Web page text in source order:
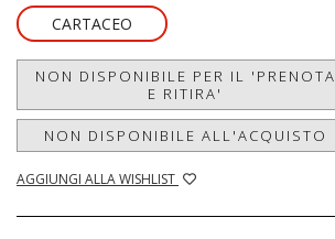
CARTACEO
NON DISPONIBILE PER IL 'PRENOTA
E RITIRA'
NON DISPONIBILE ALL'ACQUISTO
AGGIUNGI ALLA WISHLIST